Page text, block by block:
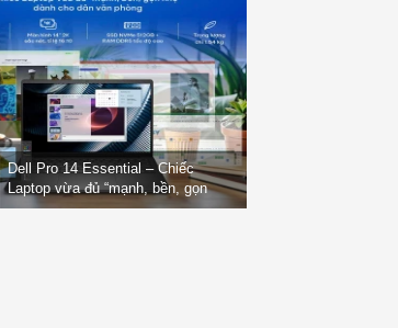
Dell Pro 14 Essential – Chiếc
Laptop vừa đủ “mạnh, bền, gọn
nhẹ” dành cho dân văn phòng